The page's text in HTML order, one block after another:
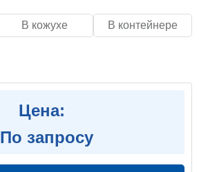
В кожухе В контейнере
Цена:
По запросу